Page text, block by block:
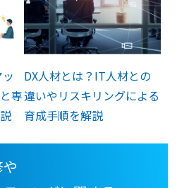
専
DX人材とは？IT人材との
違いやリスキリングによる
育成手順を解説